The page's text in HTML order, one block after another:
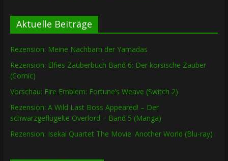
Aktuelle Beiträge
Rezension: Meine Nachbarn der Yamadas
Rezension: Elfies Zauberbuch Band 6: Der korsische Zauber
(Comic)
Vorschau: Fire Emblem: Fortune’s Weave (Switch 2)
Rezension: A Wild Last Boss Appeared! – Der
schwarzgeflügelte Overlord – Band 5 (Manga)
Rezension: Isekai Quartet The Movie: Another World (Blu-ray)